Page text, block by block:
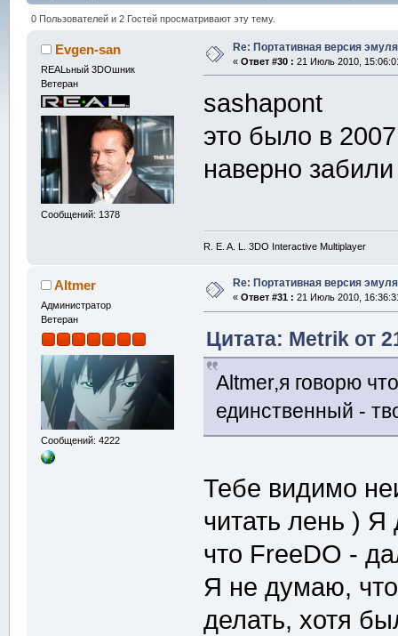
0 Пользователей и 2 Гостей просматривают эту тему.
Evgen-san
REALьный 3DOшник
Ветеран
Сообщений: 1378
Re: Портативная версия
« Ответ #30 : 21 Июль 2010,
sashapont
это было в
наверно
R. E. A. L. 3DO Interactive Multiplayer
Altmer
Администратор
Ветеран
Сообщений: 4222
Re: Портативная версия
« Ответ #31 : 21 Июль 2010,
Цитата: Metrik от
Altmer,я говорю
единственный -
Тебе видимо
читать лень )
что FreeDO -
Я не думаю, что
делать, хотя